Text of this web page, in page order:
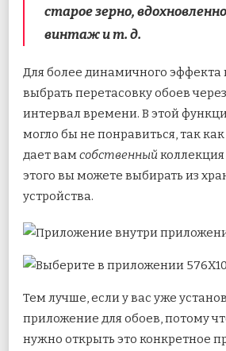
старое зерно,
винтаж и т. д.
Для более динамичного
выбрать перетасовку обоев
интервал времени. В этой
могло бы не понравиться, так
дает вамсобственный
этого вы можете выбирать из
устройства.
Тем лучше, если у вас уже
приложение для обоев, потому
нужно открыть это конкретное